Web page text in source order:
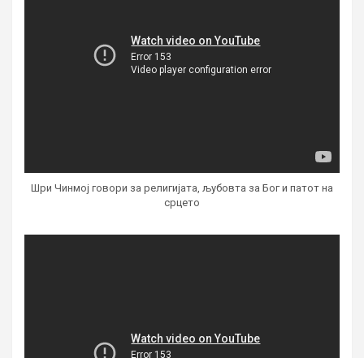
Шри Чинмој говори за религијата, љубовта за Бог и патот на
срцето